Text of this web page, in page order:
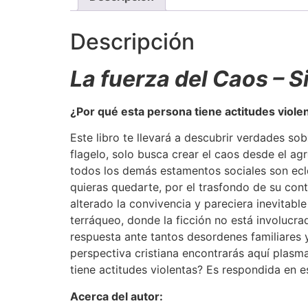
Descripción
La fuerza del Caos –
¿Por qué esta persona tiene actitudes
Este libro te llevará a descubrir verdades
flagelo, solo busca crear el caos desde el
todos los demás estamentos sociales son
quieras quedarte, por el trasfondo de su
alterado la convivencia y pareciera
terráqueo, donde la ficción no está
respuesta ante tantos desordenes
perspectiva cristiana encontrarás aquí
tiene actitudes violentas? Es respondida en
Acerca del autor: